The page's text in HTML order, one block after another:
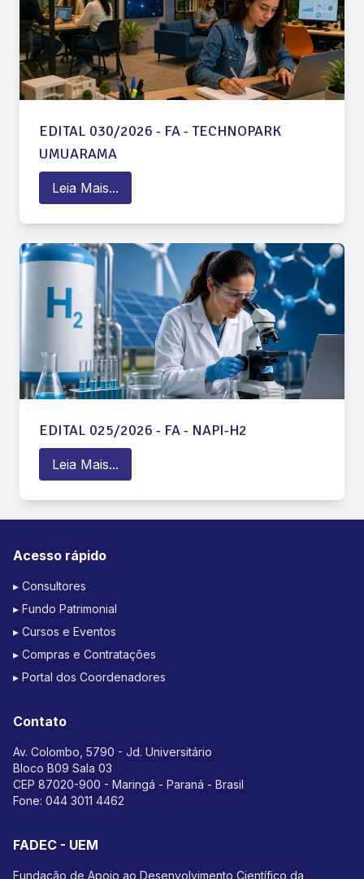
EDITAL 030/2026 - FA - TECHNOPARK
UMUARAMA
Leia Mais...
EDITAL 025/2026 - FA - NAPI-H2
Leia Mais...
Acesso rápido
▸ Consultores
▸ Fundo Patrimonial
▸ Cursos e Eventos
▸ Compras e Contratações
▸ Portal dos Coordenadores
Contato
Av. Colombo, 5790 - Jd. Universitário
Bloco B09 Sala 03
CEP 87020-900 - Maringá - Paraná - Brasil
Fone: 044 3011 4462
FADEC - UEM
Fundação de Apoio ao Desenvolvimento Científico da